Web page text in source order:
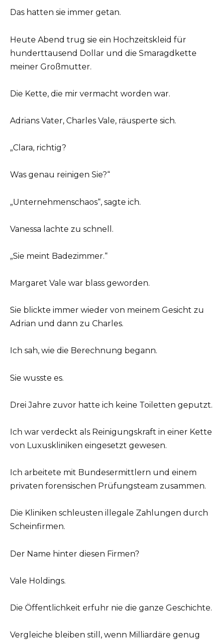
Das hatten sie immer getan.
Heute Abend trug sie ein Hochzeitskleid für
hunderttausend Dollar und die Smaragdkette
meiner Großmutter.
Die Kette, die mir vermacht worden war.
Adrians Vater, Charles Vale, räusperte sich.
„Clara, richtig?
Was genau reinigen Sie?“
„Unternehmenschaos“, sagte ich.
Vanessa lachte zu schnell.
„Sie meint Badezimmer.“
Margaret Vale war blass geworden.
Sie blickte immer wieder von meinem Gesicht zu
Adrian und dann zu Charles.
Ich sah, wie die Berechnung begann.
Sie wusste es.
Drei Jahre zuvor hatte ich keine Toiletten geputzt.
Ich war verdeckt als Reinigungskraft in einer Kette
von Luxuskliniken eingesetzt gewesen.
Ich arbeitete mit Bundesermittlern und einem
privaten forensischen Prüfungsteam zusammen.
Die Kliniken schleusten illegale Zahlungen durch
Scheinfirmen.
Der Name hinter diesen Firmen?
Vale Holdings.
Die Öffentlichkeit erfuhr nie die ganze Geschichte.
Vergleiche bleiben still, wenn Milliardäre genug